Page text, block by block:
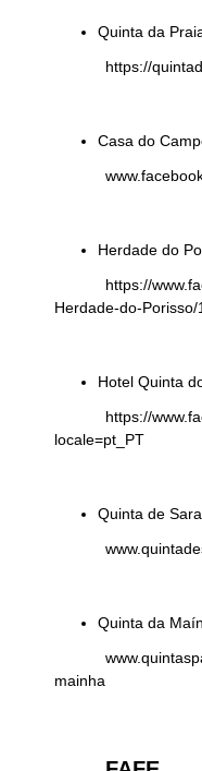
Quinta da
https://
Casa do
Herdade do
https://
Herdade-do-
Hotel Quinta
https://
locale=pt_PT
Quinta de Sara
Quinta da
mainha